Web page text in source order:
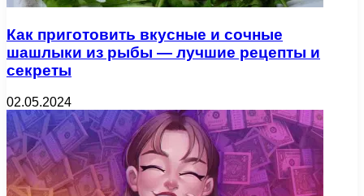
Как приготовить вкусные и сочные
шашлыки из рыбы — лучшие рецепты и
секреты
02.05.2024